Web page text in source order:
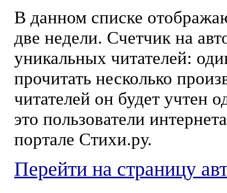
В данном списке
две недели. Счетчик на
уникальных читателей:
прочитать несколько
читателей он будет учтен
это пользователи
портале Стихи.ру.
Перейти на страницу